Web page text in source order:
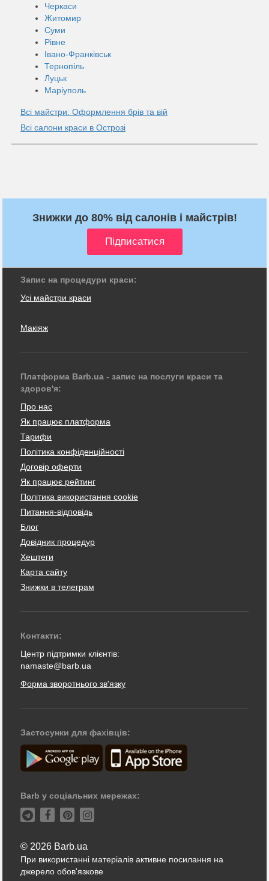
Черкаси
Житомир
Суми
Рівне
Івано-Франківськ
Тернопіль
Луцьк
Маріуполь
Всі майстри: Оформлення брів та вій
Всі салони краси в Острозі
Знижки до 80% від салонів і майстрів!
Запис на процедури краси:
Усі майстри краси
Макіяж
Платформа Barb.ua - запис на послуги краси та
здоров'я:
Про нас
Як працює платформа
Тарифи
Політика конфіденційності
Договір оферти
Як працює рейтинг
Політика використання cookie
Питання-відповідь
Блог
Довідник процедур
Хештеги
Карта сайту
Знижки в телеграм
Контакти:
Центр підтримки клієнтів:
namaste@barb.ua
Форма зворотнього зв'язку
Застосунки для фахівців:
Barb у соціальних мережах:
© 2026 Barb.ua
При використанні матеріалів активне посилання на
джерело обов'язкове